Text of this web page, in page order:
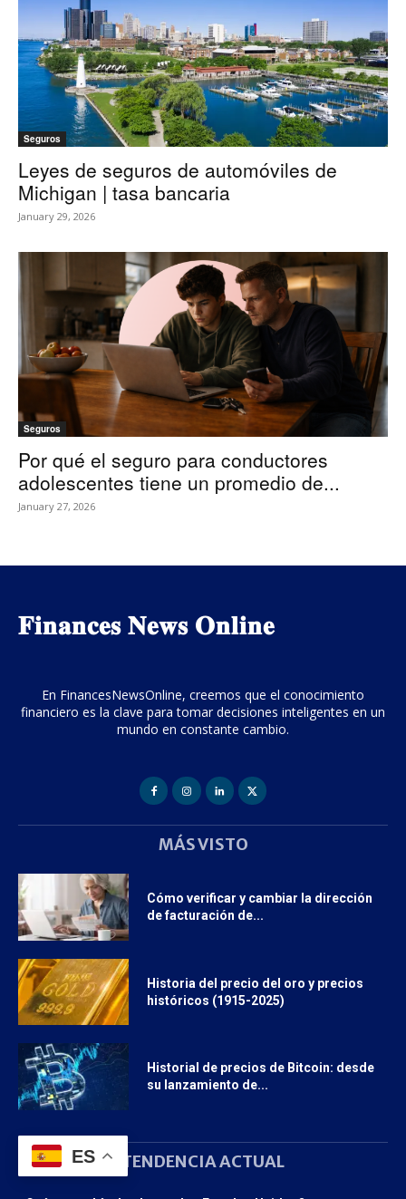
Seguros
Leyes de seguros de automóviles de
Michigan | tasa bancaria
January 29, 2026
Seguros
Por qué el seguro para conductores
adolescentes tiene un promedio de...
January 27, 2026
𝐅𝐢𝐧𝐚𝐧𝐜𝐞𝐬 𝐍𝐞𝐰𝐬 𝐎𝐧𝐥𝐢𝐧𝐞
En FinancesNewsOnline, creemos que el conocimiento
financiero es la clave para tomar decisiones inteligentes en un
mundo en constante cambio.
MÁS VISTO
Cómo verificar y cambiar la dirección
de facturación de...
Historia del precio del oro y precios
históricos (1915-2025)
Historial de precios de Bitcoin: desde
su lanzamiento de...
TENDENCIA ACTUAL
ES